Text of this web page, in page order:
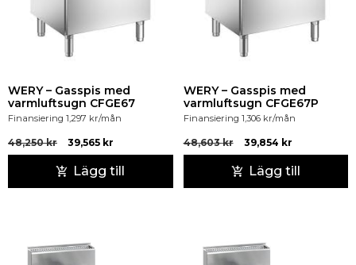
WERY – Gasspis med
varmluftsugn CFGE67
Finansiering 1,297 kr/mån
48,250kr 39,565 kr
Lägg till
WERY – Gasspis med
varmluftsugn CFGE67P
Finansiering 1,306 kr/mån
48,603kr 39,854 kr
Lägg till